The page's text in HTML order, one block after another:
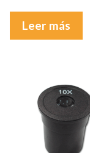
Leer más